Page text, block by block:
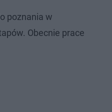
poznania w
Obecnie prace